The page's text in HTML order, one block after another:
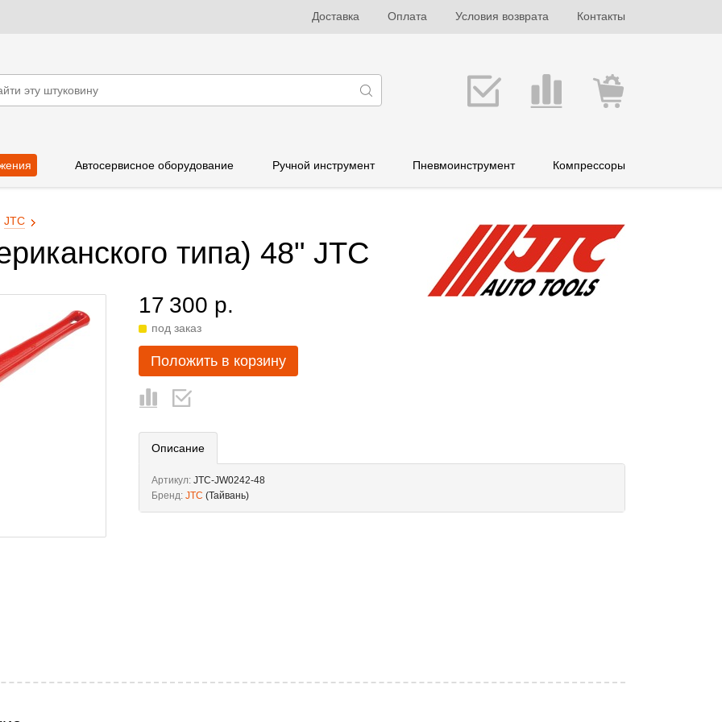
Доставка Оплата Условия возврата Контакты
Автосервисное оборудование Ручной инструмент Пневмоинструмент Компрессоры
JTC
типа) 48" JTC
17 300 р.
под заказ
Положить в корзину
Описание
Артикул: JTC-JW0242-48
Бренд: JTC (Тайвань)